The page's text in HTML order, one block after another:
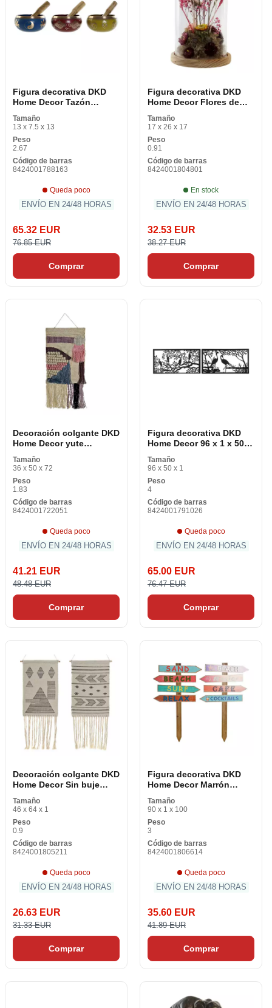
Figura decorativa DKD
Home Decor Tazón
Rojo Azul Amarillo
Tamaño
13 x 7.5 x 13
Peso
2.67
Código de barras
8424001788163
Queda poco
ENVÍO EN 24/48 HORAS
65.32 EUR
76.85 EUR
Comprar
Figura decorativa DKD
Home Decor Flores de
x 17 x 26 cm)
Tamaño
17 x 26 x 17
Peso
0.91
Código de barras
8424001804801
En stock
ENVÍO EN 24/48 HORAS
32.53 EUR
38.27 EUR
Comprar
Decoración colgante DKD
Home Decor yute
cm)
Tamaño
36 x 50 x 72
Peso
1.83
Código de barras
8424001722051
Queda poco
ENVÍO EN 24/48 HORAS
41.21 EUR
48.48 EUR
Comprar
Figura decorativa DKD
Home Decor 96 x 1 x 50
piezas)
Tamaño
96 x 50 x 1
Peso
4
Código de barras
8424001791026
Queda poco
ENVÍO EN 24/48 HORAS
65.00 EUR
76.47 EUR
Comprar
Decoración colgante DKD
Home Decor Sin buje
Boho 46 x 1 x 64 cm (2
Tamaño
46 x 64 x 1
Peso
0.9
Código de barras
8424001805211
Queda poco
ENVÍO EN 24/48 HORAS
26.63 EUR
31.33 EUR
Comprar
Figura decorativa DKD
Home Decor Marrón
Mediterráneo 54,5 x 2,5 x
Tamaño
90 x 1 x 100
Peso
3
Código de barras
8424001806614
Queda poco
ENVÍO EN 24/48 HORAS
35.60 EUR
41.89 EUR
Comprar